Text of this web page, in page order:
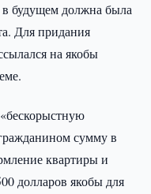
в будущем должна была
Для придания
на якобы
сумму в
квартиры и
долларов якобы для